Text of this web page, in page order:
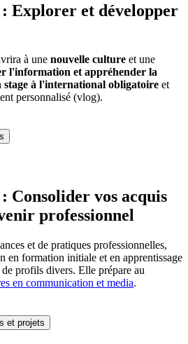
: Explorer et développer
à une nouvelle culture et une
l'information et appréhender la
stage à l'international obligatoire et
personnalisé (vlog).
Consolider vos acquis
professionnel
et de pratiques professionnelles,
en formation initiale et en apprentissage
profils divers. Elle prépare au
en communication et media.
et projets